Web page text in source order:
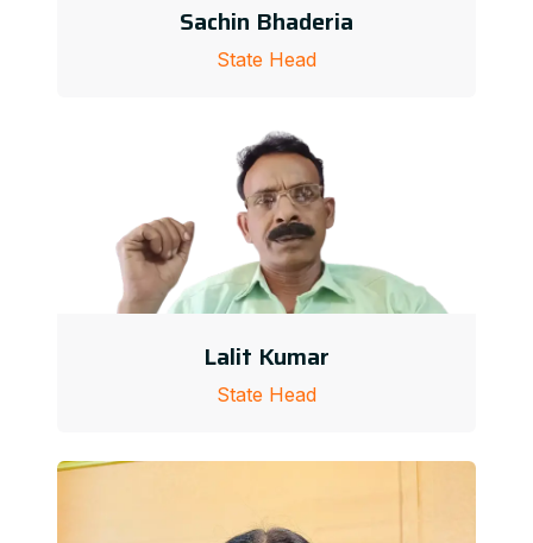
Sachin Bhaderia
State Head
Lalit Kumar
State Head